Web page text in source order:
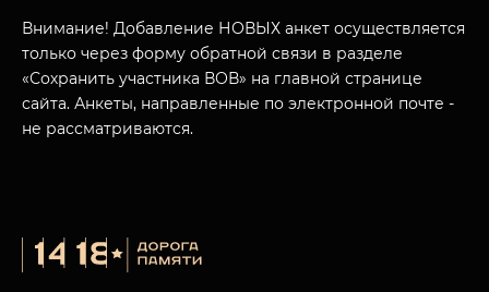
ПОСЕТИТЕЛЯМ
О НАС
Внимание! Добавление НОВЫХ анкет осуществляется
только через форму обратной связи в разделе
«Сохранить участника ВОВ» на главной странице
сайта. Анкеты, направленные по электронной почте -
не рассматриваются.